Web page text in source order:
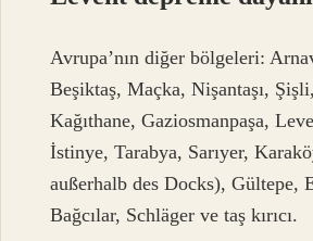
Avrupa’nın diğer bölgeleri:
Beşiktaş, Maçka, Nişantaşı,
Kağıthane, Gaziosmanpaşa,
İstinye, Tarabya, Sarıyer,
außerhalb des Docks), Gültepe,
Bağcılar, Schläger ve taş kırıcı.